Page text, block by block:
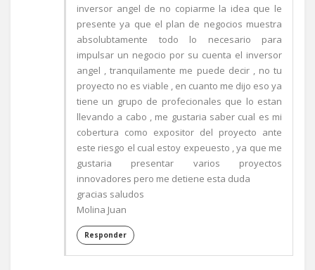
inversor angel de no copiarme la idea que le
presente ya que el plan de negocios muestra
absolubtamente todo lo necesario para
impulsar un negocio por su cuenta el inversor
angel , tranquilamente me puede decir , no tu
proyecto no es viable , en cuanto me dijo eso ya
tiene un grupo de profecionales que lo estan
llevando a cabo , me gustaria saber cual es mi
cobertura como expositor del proyecto ante
este riesgo el cual estoy expeuesto , ya que me
gustaria presentar varios proyectos
innovadores pero me detiene esta duda
gracias saludos
Molina Juan
Responder